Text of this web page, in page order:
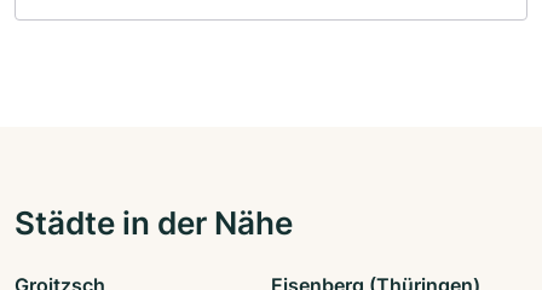
Städte in der Nähe